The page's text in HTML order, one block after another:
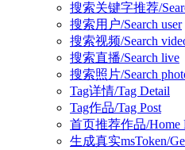
搜索关键字推荐/
搜索用户/Search user
搜索视频/Search
搜索直播/Search live
搜索照片/Search
Tag详情/Tag Detail
Tag作品/Tag Post
首页推荐作品/Home
生成真实msToken/